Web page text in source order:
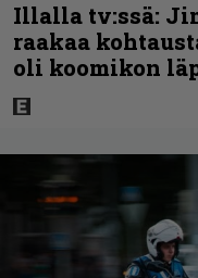
Illalla tv:ssä:
raakaa
oli koomikon